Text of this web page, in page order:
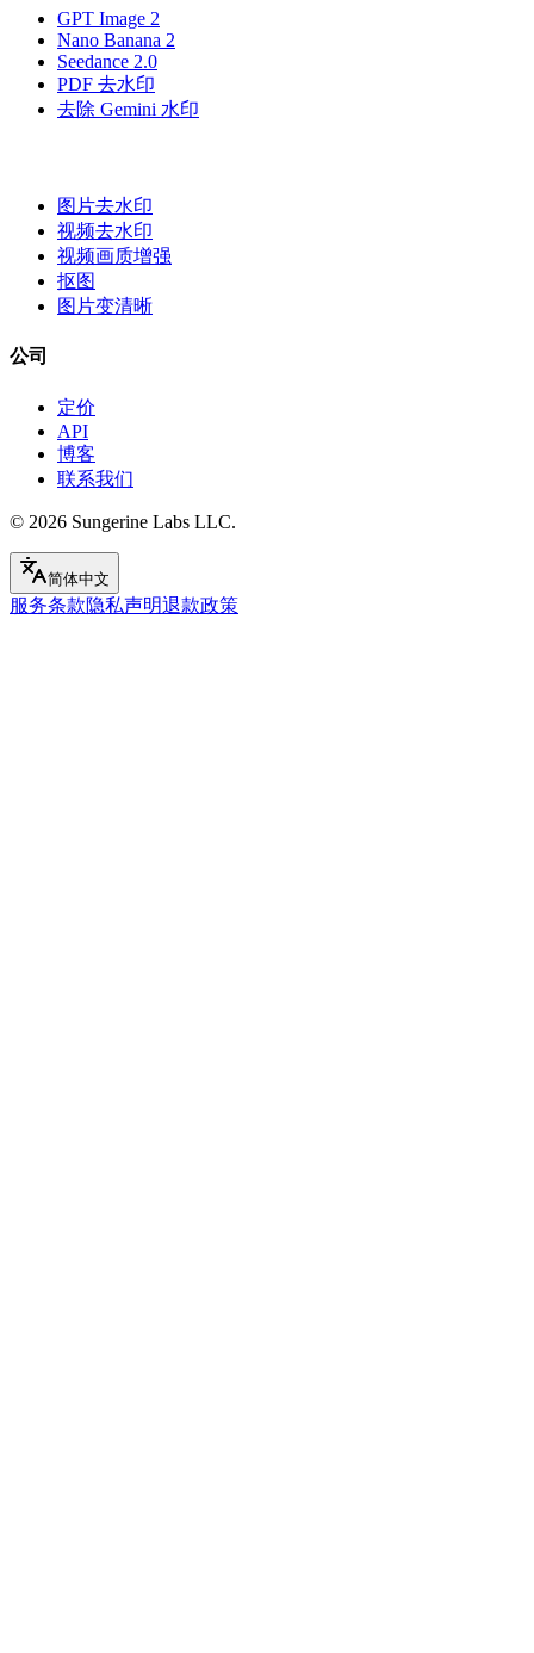
GPT Image 2
Nano Banana 2
Seedance 2.0
PDF 去水印
去除 Gemini 水印
图片去水印
视频去水印
视频画质增强
抠图
图片变清晰
公司
定价
API
博客
联系我们
© 2026 Sungerine Labs LLC.
简体中文
服务条款隐私声明退款政策